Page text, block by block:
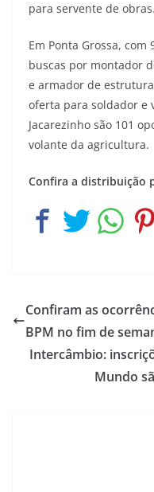
para servente de obras.
Em Ponta Grossa, com
buscas por montador
e armador de
oferta para soldador e
Jacarezinho são 101
volante da agricultura.
Confira a distribuição
Confiram as
BPM no fim de
Intercâmbio:
Mundo